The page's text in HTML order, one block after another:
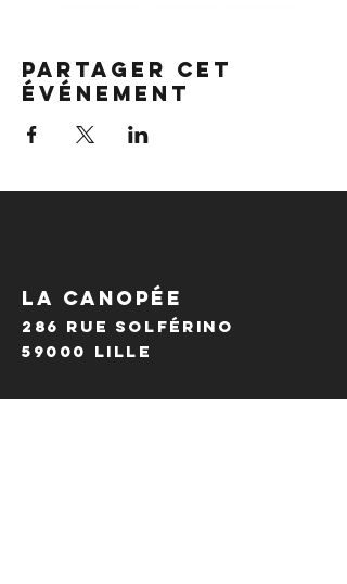
Partager cet
événement
LA CANOPÉE
286 Rue Solférino
59000 Lille